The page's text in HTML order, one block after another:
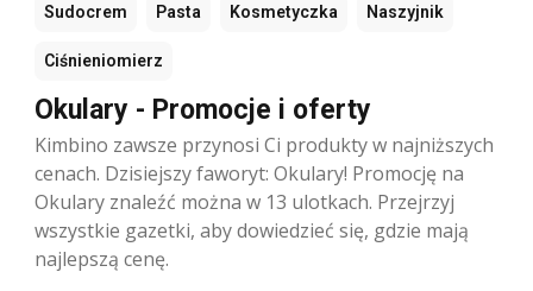
Sudocrem Pasta Kosmetyczka Naszyjnik
Ciśnieniomierz
Okulary - Promocje i oferty
Kimbino zawsze przynosi Ci produkty w najniższych
cenach. Dzisiejszy faworyt: Okulary! Promocję na
Okulary znaleźć można w 13 ulotkach. Przejrzyj
wszystkie gazetki, aby dowiedzieć się, gdzie mają
najlepszą cenę.